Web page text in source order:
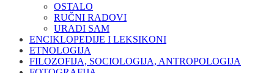
OSTALO
RUČNI RADOVI
URADI SAM
ENCIKLOPEDIJE I LEKSIKONI
ETNOLOGIJA
FILOZOFIJA, SOCIOLOGIJA, ANTROPOLOGIJA